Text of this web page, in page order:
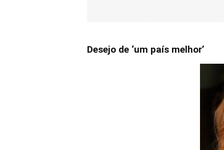
Desejo de ‘um país melhor’